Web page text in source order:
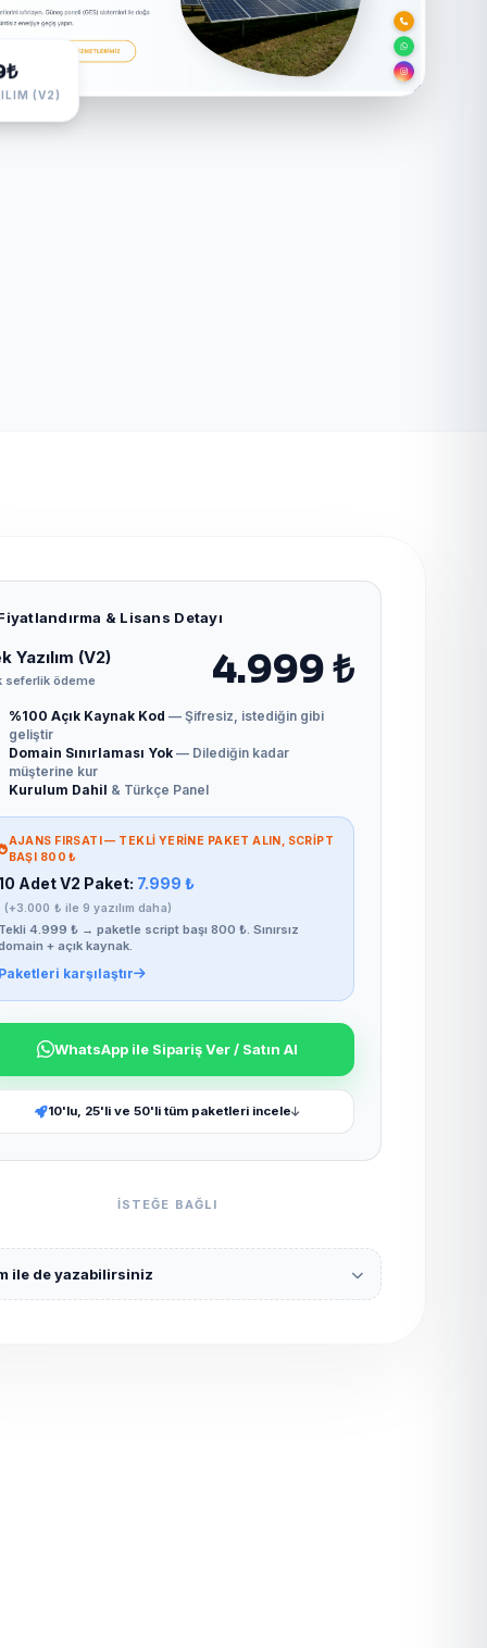
(V2)
& Lisans Detayı
Yazılım (V2)
seferlik ödeme 4.999 ₺
%100 Açık Kaynak Kod — Şifresiz, istediğin gibi
geliştir
Domain Sınırlaması Yok— Dilediğin kadar
müşterine kur
Kurulum Dahil & Türkçe Panel
AJANS FIRSATI — TEKLI YERINE PAKET ALIN, SCRIPT
BAŞI 800 ₺
Adet V2 Paket: 7.999 ₺
(+3.000 ₺ ile 9 yazılım daha)
Tekli 4.999 ₺ → paketle script başı 800 ₺. Sınırsız
+ açık kaynak.
Paketleri karşılaştır
WhatsApp ile Sipariş Ver / Satın Al
10'lu, 25'li ve 50'li tüm paketleri incele
ISTEĞE BAĞLI
ile de yazabilirsiniz